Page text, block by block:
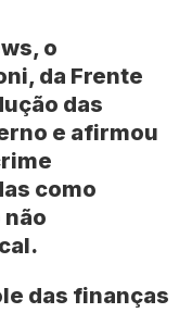
, o
, da Frente
das
e afirmou
como
das finanças